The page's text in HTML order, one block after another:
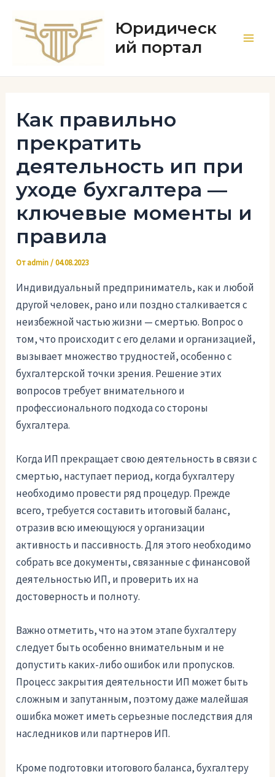
содержимому
Юридическ
ий портал
Как правильно
прекратить
деятельность ип при
уходе бухгалтера —
ключевые моменты и
правила
Отadmin/04.08.2023
Индивидуальный предприниматель, как и любой
другой человек, рано или поздно сталкивается с
неизбежной частью жизни — смертью. Вопрос о
том, что происходит с его делами и организацией,
вызывает множество трудностей, особенно с
бухгалтерской точки зрения. Решение этих
вопросов требует внимательного и
профессионального подхода со стороны
бухгалтера.
Когда ИП прекращает свою деятельность в связи с
смертью, наступает период, когда бухгалтеру
необходимо провести ряд процедур. Прежде
всего, требуется составить итоговый баланс,
отразив всю имеющуюся у организации
активность и пассивность. Для этого необходимо
собрать все документы, связанные с финансовой
деятельностью ИП, и проверить их на
достоверность и полноту.
Важно отметить, что на этом этапе бухгалтеру
следует быть особенно внимательным и не
допустить каких-либо ошибок или пропусков.
Процесс закрытия деятельности ИП может быть
сложным и запутанным, поэтому даже малейшая
ошибка может иметь серьезные последствия для
наследников или партнеров ИП.
Кроме подготовки итогового баланса, бухгалтеру